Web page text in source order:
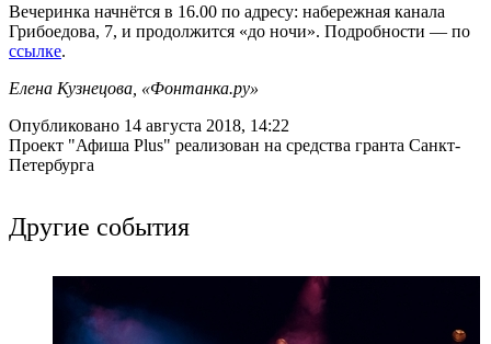
Вечеринка начнётся в 16.00 по адресу: набережная канала
Грибоедова, 7, и продолжится «до ночи». Подробности — по
ссылке.
Елена Кузнецова, «Фонтанка.ру»
Опубликовано 14 августа 2018, 14:22
Проект "Афиша Plus" реализован на средства гранта Санкт-
Петербурга
Другие события